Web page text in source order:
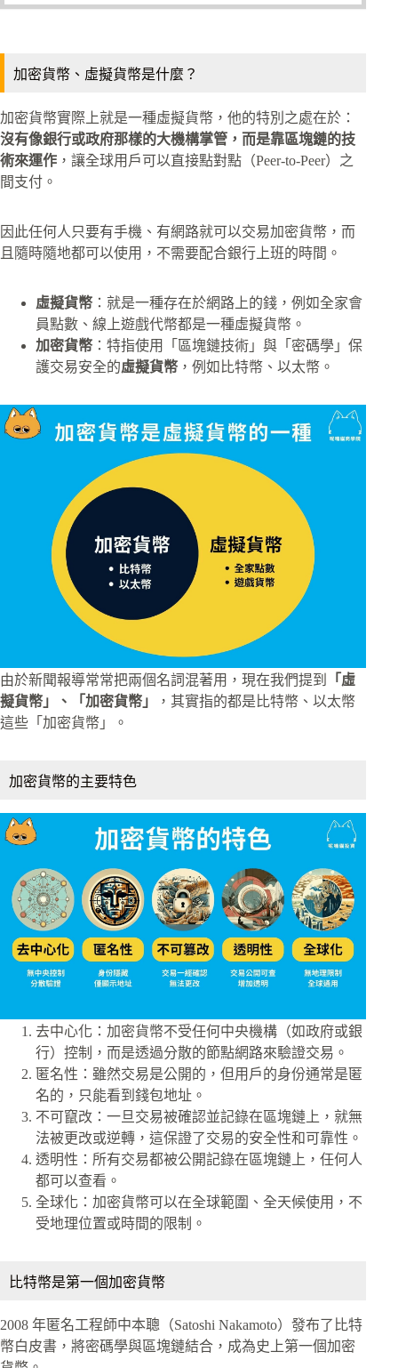
加密貨幣、虛擬貨幣是什麼？
加密貨幣實際上就是一種虛擬貨幣，他的特別之處在於：
沒有像銀行或政府那樣的大機構掌管，而是靠區塊鏈的技
術來運作 ，讓全球用戶可以直接點對點（Peer-to-Peer）之
間支付。
因此任何人只要有手機、有網路就可以交易加密貨幣，而
且隨時隨地都可以使用，不需要配合銀行上班的時間。
虛擬貨幣 ：就是一種存在於網路上的錢，例如全家會
員點數、線上遊戲代幣都是一種虛擬貨幣。
加密貨幣 ：特指使用「區塊鏈技術」與「密碼學」保
護交易安全的虛擬貨幣 ，例如比特幣、以太幣。
由於新聞報導常常把兩個名詞混著用，現在我們提到
「虛
擬貨幣」、「加密貨幣」
，其實指的都是比特幣、以太幣
這些「加密貨幣」。
加密貨幣的主要特色
去中心化：加密貨幣不受任何中央機構（如政府或銀
行）控制，而是透過分散的節點網路來驗證交易。
匿名性：雖然交易是公開的，但用戶的身份通常是匿
名的，只能看到錢包地址。
不可竄改：一旦交易被確認並記錄在區塊鏈上，就無
法被更改或逆轉，這保證了交易的安全性和可靠性。
透明性：所有交易都被公開記錄在區塊鏈上，任何人
都可以查看。
全球化：加密貨幣可以在全球範圍、全天候使用，不
受地理位置或時間的限制。
比特幣是第一個加密貨幣
2008 年匿名工程師中本聰（Satoshi Nakamoto）發布了比特
幣白皮書，將密碼學與區塊鏈結合，成為史上第一個加密